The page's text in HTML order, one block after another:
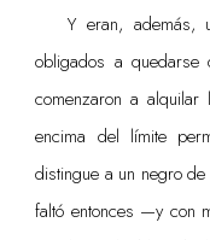
Y eran, además,
obligados a quedarse
comenzaron a
encima del límite
distingue a un negro
faltó entonces —y con